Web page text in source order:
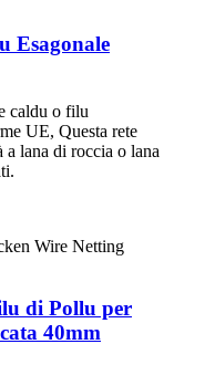
Esagonale
caldu o filu
UE, Questa rete
a lana di roccia o lana
di Pollu per
40mm